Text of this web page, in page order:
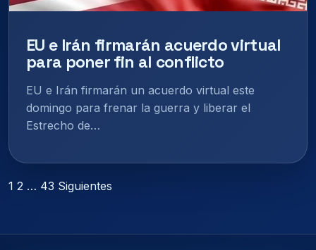
EU e Irán firmarán acuerdo virtual
para poner fin al conflicto
EU e Irán firmarán un acuerdo virtual este
domingo para frenar la guerra y liberar el
Estrecho de…
Paginación
entradas
1 2 … 43 Siguientes